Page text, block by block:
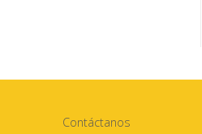
Contáctanos